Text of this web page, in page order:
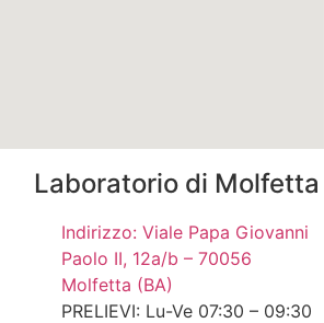
Laboratorio di Molfetta
Indirizzo: Viale Papa Giovanni
Paolo II, 12a/b – 70056
Molfetta (BA)
PRELIEVI: Lu-Ve 07:30 – 09:30